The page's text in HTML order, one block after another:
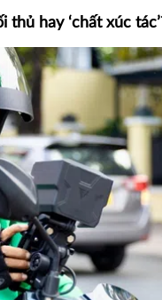
hay ‘chất xúc